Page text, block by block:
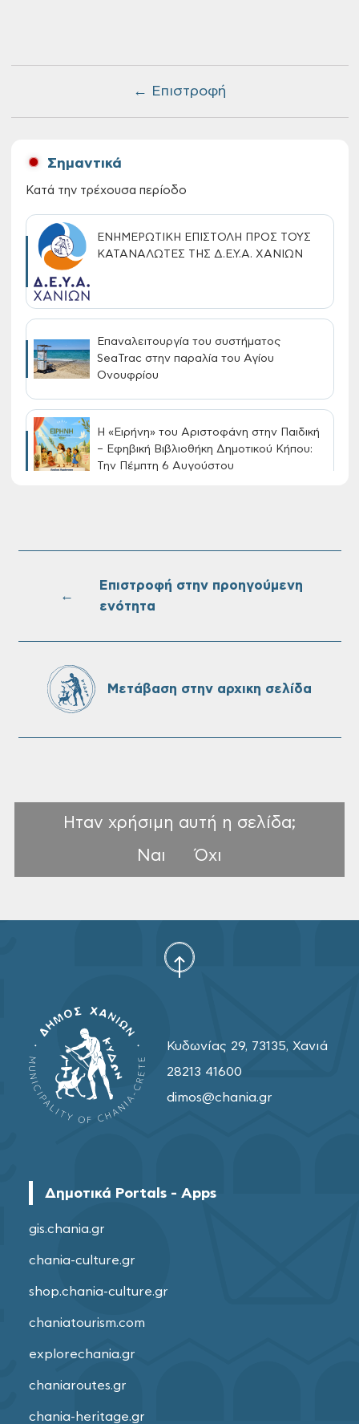
← Επιστροφή
Σημαντικά
Κατά την τρέχουσα περίοδο
ΕΝΗΜΕΡΩΤΙΚΗ ΕΠΙΣΤΟΛΗ ΠΡΟΣ ΤΟΥΣ
ΚΑΤΑΝΑΛΩΤΕΣ ΤΗΣ Δ.Ε.Υ.Α. ΧΑΝΙΩΝ
Επαναλειτουργία του συστήματος
SeaTrac στην παραλία του Αγίου
Ονουφρίου
Η «Ειρήνη» του Αριστοφάνη στην Παιδική
– Εφηβική Βιβλιοθήκη Δημοτικού Κήπου:
Την Πέμπτη 6 Αυγούστου
Πλαστήρα της Δ.Κ. Τσικαλαριών
Πίνακες Κατάταξης & Βαθμολογίας,
πίνακες της προκήρυξης ΣΟΧ 3/2026 του
←
Επιστροφή στην προηγούμενη
ενότητα
Μετάβαση στην αρχικη σελίδα
Ηταν χρήσιμη αυτή η σελίδα;
Ναι
Όχι
Κυδωνίας 29, 73135, Χανιά
28213 41600
dimos@chania.gr
Δημοτικά Portals - Apps
gis.chania.gr
chania-culture.gr
shop.chania-culture.gr
chaniatourism.com
explorechania.gr
chaniaroutes.gr
chania-heritage.gr